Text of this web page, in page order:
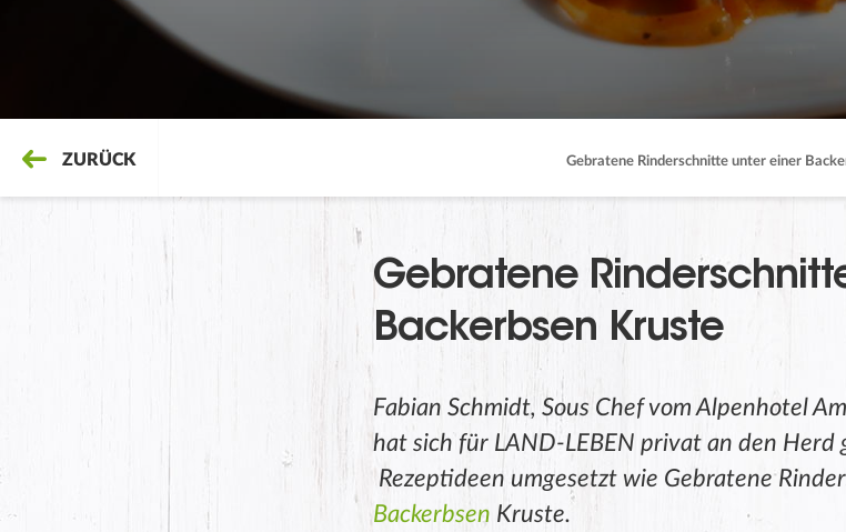
ZURÜCK Gebratene Rinderschnitte unter einer
Gebratene
Backerbsen Kruste
Fabian Schmidt, Sous Chef vom Alpenhotel
hat sich für LAND-LEBEN privat an den Herd
Rezeptideen umgesetzt wie Gebratene
Backerbsen Kruste.